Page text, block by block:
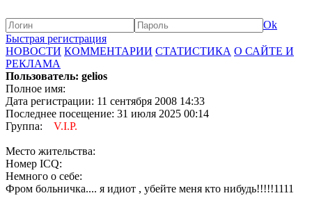
Ok
Быстрая регистрация
НОВОСТИ КОММЕНТАРИИ СТАТИСТИКА О САЙТЕ И
РЕКЛАМА
Пользователь: gelios
Полное имя:
Дата регистрации: 11 сентября 2008 14:33
Последнее посещение: 31 июля 2025 00:14
Группа: V.I.P.
Место жительства:
Номер ICQ:
Немного о себе:
Фром больничка.... я идиот , убейте меня кто нибудь!!!!!1111